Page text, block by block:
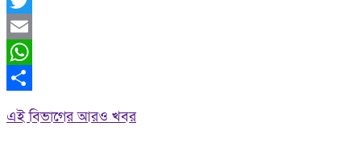
Twitter
Email
WhatsApp
এই বিভাগের আরও খবর